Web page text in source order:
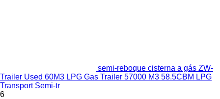
semi-reboque cisterna a gás ZW-
Trailer Used 60M3 LPG Gas Trailer 57000 M3 58.5CBM LPG
Transport Semi-tr
6